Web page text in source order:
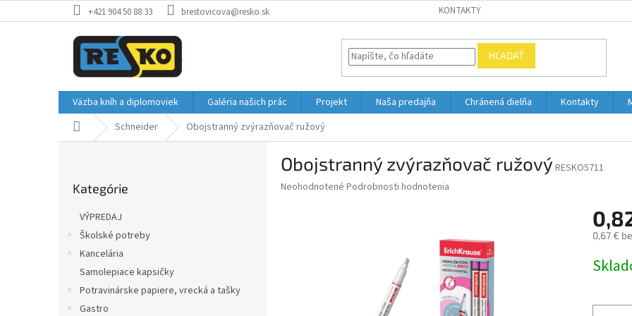
na
+421 904 50 88 33 brestovicova@resko.sk KONTAKTY
HĽADAŤ
Väzba kníh a diplomoviek Galéria našich prác Projekt Naša predajňa Chránená dielňa Kontakty
DomovSchneider Obojstranný zvýrazňovač ružový
kategórie
Kategórie
VÝPREDAJ
Školské potreby
Kancelária
Samolepiace kapsičky
Potravinárske papiere, vrecká a tašky
Gastro
Obojstranný zvýrazňovač ružový RESKO5711
Priemerné
Neohodnotené Podrobnosti hodnotenia
0,67 €
cena: